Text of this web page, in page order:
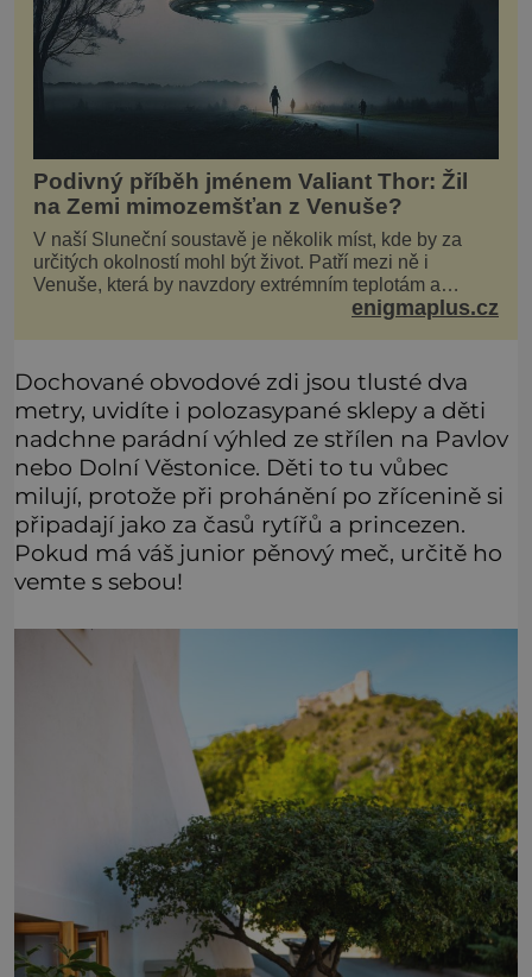
Podivný příběh jménem Valiant Thor: Žil
na Zemi mimozemšťan z Venuše?
V naší Sluneční soustavě je několik míst, kde by za
určitých okolností mohl být život. Patří mezi ně i
Venuše, která by navzdory extrémním teplotám a
smrtícímu složení atmosféry teoreticky mohla ukrývat
enigmaplus.cz
Dochované obvodové zdi jsou tlusté dva
metry, uvidíte i polozasypané sklepy a děti
nadchne parádní výhled ze střílen na Pavlov
nebo Dolní Věstonice. Děti to tu vůbec
milují, protože při prohánění po zřícenině si
připadají jako za časů rytířů a princezen.
Pokud má váš junior pěnový meč, určitě ho
vemte s sebou!